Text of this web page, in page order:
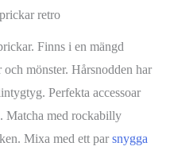
retro
Finns i en mängd
mönster. Hårsnodden har
Perfekta accessoar
Matcha med rockabilly
Mixa med ett par snygga